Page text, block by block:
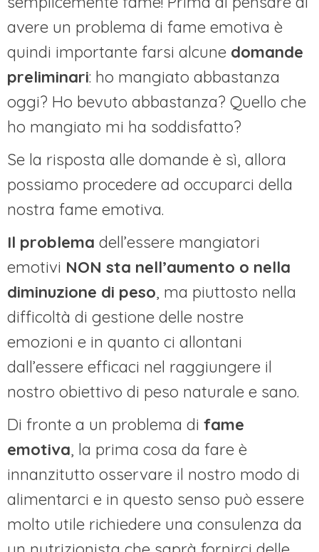
avere un problema di fame emotiva è
quindi importante farsi alcune domande
preliminari: ho mangiato abbastanza
oggi? Ho bevuto abbastanza? Quello che
ho mangiato mi ha soddisfatto?
Se la risposta alle domande è sì, allora
possiamo procedere ad occuparci della
nostra fame emotiva.
Il problema dell’essere mangiatori
emotivi NON sta nell’aumento o nella
diminuzione di peso, ma piuttosto nella
difficoltà di gestione delle nostre
emozioni e in quanto ci allontani
dall’essere efficaci nel raggiungere il
nostro obiettivo di peso naturale e sano.
Di fronte a un problema di fame
emotiva, la prima cosa da fare è
innanzitutto osservare il nostro modo di
alimentarci e in questo senso può essere
molto utile richiedere una consulenza da